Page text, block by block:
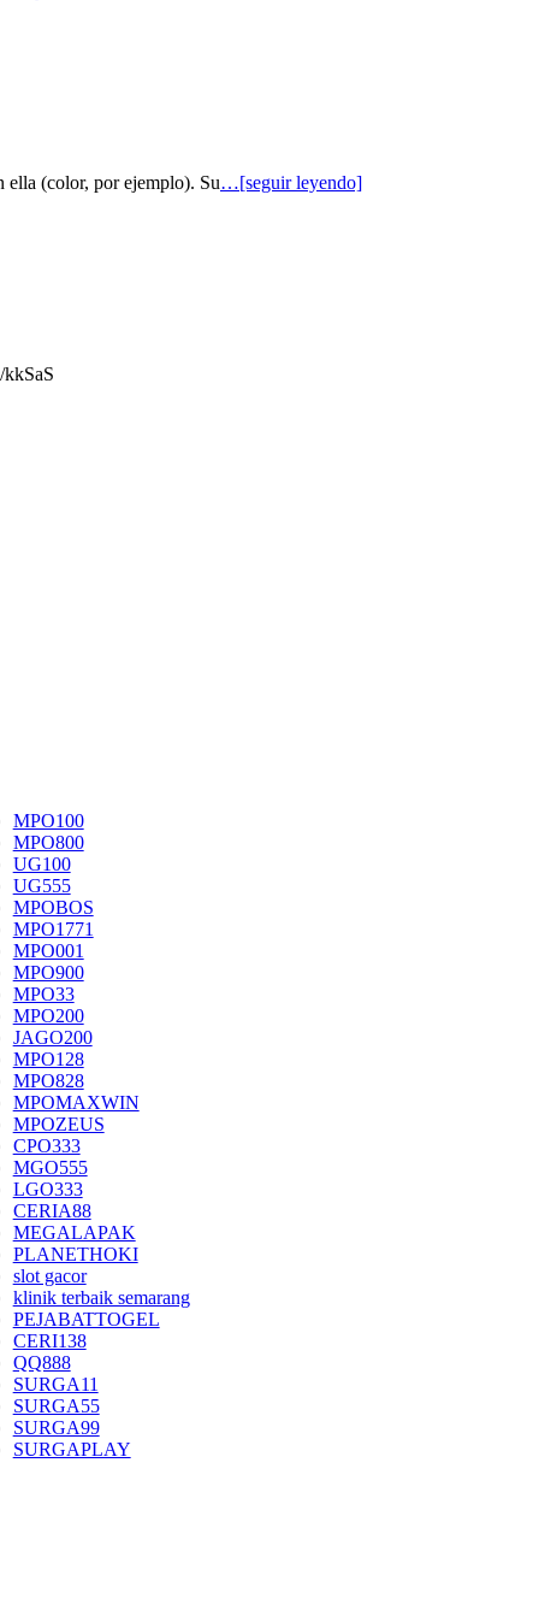
ella (color, por ejemplo). Su…[seguir leyendo]
kkSaS
MPO100
MPO800
UG100
UG555
MPOBOS
MPO1771
MPO001
MPO900
MPO33
MPO200
JAGO200
MPO128
MPO828
MPOMAXWIN
MPOZEUS
CPO333
MGO555
LGO333
CERIA88
MEGALAPAK
PLANETHOKI
slot gacor
klinik terbaik semarang
PEJABATTOGEL
CERI138
QQ888
SURGA11
SURGA55
SURGA99
SURGAPLAY